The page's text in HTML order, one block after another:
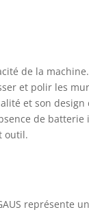
de la
et polir les
et son
de
outil.
représente